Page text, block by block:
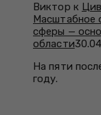
Виктор к
Масштабное
сферы —
области
На пяти
году.